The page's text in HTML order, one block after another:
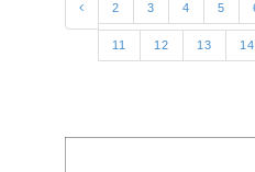
2 3 4 5
11 12 13 14